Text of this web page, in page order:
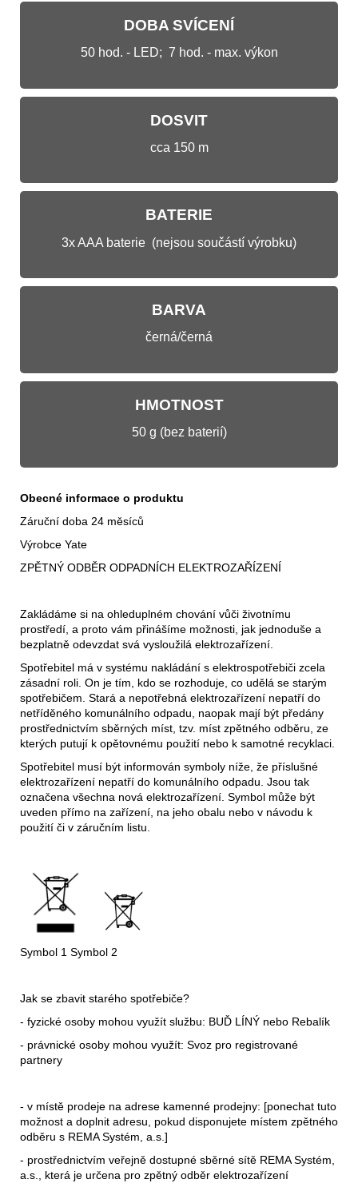
DOBA SVÍCENÍ
50 hod. - LED; 7 hod. - max. výkon
DOSVIT
cca 150 m
BATERIE
3x AAA baterie (nejsou součástí výrobku)
BARVA
černá/černá
HMOTNOST
50 g (bez baterií)
Obecné informace o produktu
Záruční doba 24 měsíců
Výrobce Yate
ZPĚTNÝ ODBĚR ODPADNÍCH ELEKTROZAŘÍZENÍ
Zakládáme si na ohleduplném chování vůči životnímu
prostředí, a proto vám přinášíme možnosti, jak jednoduše a
bezplatně odevzdat svá vysloužilá elektrozařízení.
Spotřebitel má v systému nakládání s elektrospotřebiči zcela
zásadní roli. On je tím, kdo se rozhoduje, co udělá se starým
spotřebičem. Stará a nepotřebná elektrozařízení nepatří do
netříděného komunálního odpadu, naopak mají být předány
prostřednictvím sběrných míst, tzv. míst zpětného odběru, ze
kterých putují k opětovnému použití nebo k samotné recyklaci.
Spotřebitel musí být informován symboly níže, že příslušné
elektrozařízení nepatří do komunálního odpadu. Jsou tak
označena všechna nová elektrozařízení. Symbol může být
uveden přímo na zařízení, na jeho obalu nebo v návodu k
použití či v záručním listu.
Symbol 1 Symbol 2
Jak se zbavit starého spotřebiče?
- fyzické osoby mohou využít službu: BUĎ LÍNÝ nebo Rebalík
- právnické osoby mohou využít: Svoz pro registrované
partnery
- v místě prodeje na adrese kamenné prodejny: [ponechat tuto
možnost a doplnit adresu, pokud disponujete místem zpětného
odběru s REMA Systém, a.s.]
- prostřednictvím veřejně dostupné sběrné sítě REMA Systém,
a.s., která je určena pro zpětný odběr elektrozařízení